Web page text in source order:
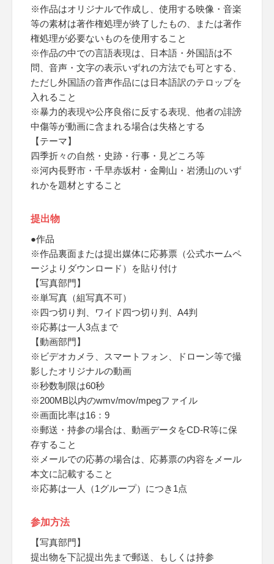
※作品はオリジナルで作成し、使用する映像・音楽
等の素材は著作権処理が終了したもの、または著作
権処理が必要ないものを使用すること
※作品の中での言語表現は、日本語・外国語は不
問、音声・文字の表示いずれの方法でも可とする、
ただし外国語の音声作品には日本語訳のテロップを
入れること
※暴力的表現や公序良俗に反する表現、他者の誹謗
中傷等が動画に含まれる場合は失格とする
【テーマ】
四季折々の自然・史跡・行事・見どころ等
※河内長野市・千早赤坂村・金剛山・岩湧山のいず
れかを題材とすること
提出物
●作品
※作品裏面または提出媒体に応募票（公式ホームペ
ージよりダウンロード）を貼り付け
【写真部門】
※単写真（組写真不可）
※四つ切り判、ワイド四つ切り判、A4判
※応募は一人3点まで
【動画部門】
※ビデオカメラ、スマートフォン、ドローン等で撮
影したオリジナルの動画
※秒数制限は60秒
※200MB以内のwmv/mov/mpegファイル
※画面比率は16：9
※郵送・持参の場合は、動画データをCD-R等に保
存すること
※メールでの応募の場合は、応募票の内容をメール
本文に記載すること
※応募は一人（1グループ）につき1点
参加方法
【写真部門】
提出物を下記提出先まで郵送、もしくは持参